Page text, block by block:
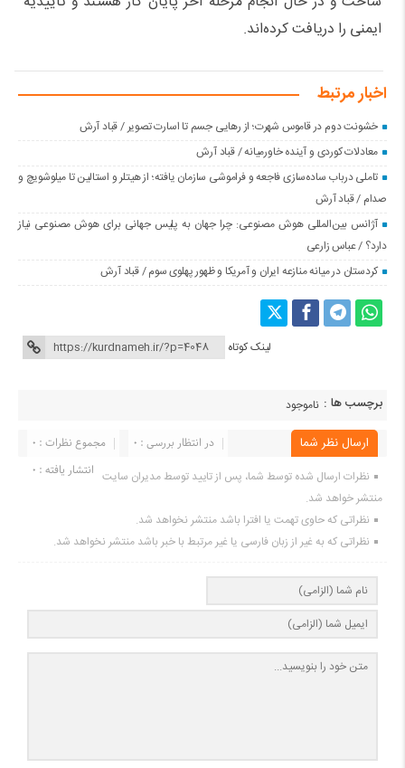
ایمنی را دریافت کرده‌اند.
اخبار مرتبط
خشونت دوم در قاموس شهرت؛ از رهایی جسم تا اسارت تصویر / قباد آرش
معادلات کوردی و آینده خاورمیانه / قباد آرش
تاملی درباب سادەسازی فاجعە و فراموشی سازمان یافتە؛ از هیتلر و استالین تا میلوشویچ و
صدام / قباد آرش
آژانس بین‌المللی هوش مصنوعی: چرا جهان به پلیس جهانی برای هوش مصنوعی نیاز
دارد؟ / عباس زارعی
کردستان در میانه منازعە ایران و آمریکا و ظهور پهلوی سوم / قباد آرش
لینک کوتاه
برچسب ها : ناموجود
ارسال نظر شما مجموع نظرات : 0
در انتظار بررسی : 0
انتشار یافته : ۰ نظرات ارسال شده توسط شما، پس از تایید توسط مدیران سایت
منتشر خواهد شد.
نظراتی که حاوی تهمت یا افترا باشد منتشر نخواهد شد.
نظراتی که به غیر از زبان فارسی یا غیر مرتبط با خبر باشد منتشر نخواهد شد.